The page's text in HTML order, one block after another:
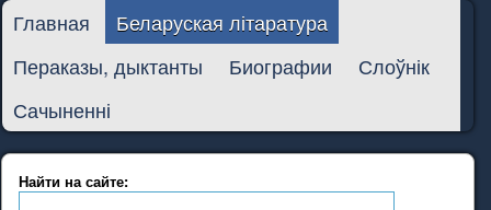
Главная
Беларуская літаратура
Пераказы, дыктанты
Биографии
Слоўнік
Сачыненні
Найти на сайте: